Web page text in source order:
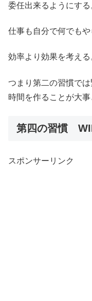
委任出来るようにする
仕事も自分で何でもや
効率より効果を考える
つまり第二の習慣で
時間を作ることが大事
第四の習慣
スポンサーリンク